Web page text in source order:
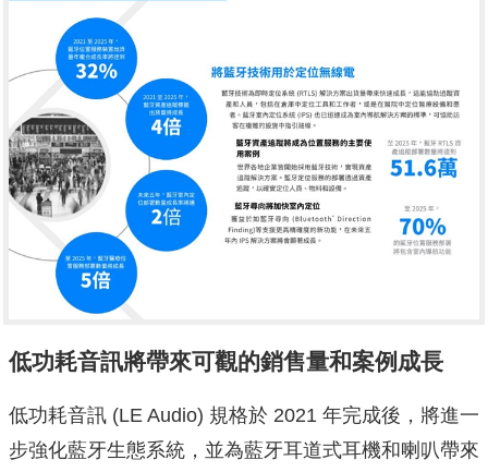
低功耗音訊將帶來可觀的銷售量和案例成長
低功耗音訊 (LE Audio) 規格於 2021 年完成後，將進一
步強化藍牙生態系統，並為藍牙耳道式耳機和喇叭帶來